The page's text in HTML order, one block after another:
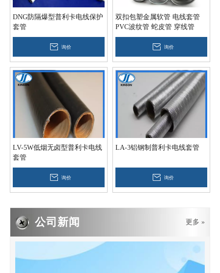
DNG防隔爆型普利卡电线保护
套管
询价
双扣包塑金属软管 电线套管
PVC波纹管 蛇皮管 穿线管
询价
LV-5W低烟无卤型普利卡电线
套管
询价
LA-3铝钢制普利卡电线套管
询价
公司新闻 更多 »
2019-05-05
PE波纹管给水管道的基础用来防止管道不均匀沉陷造成管道破裂